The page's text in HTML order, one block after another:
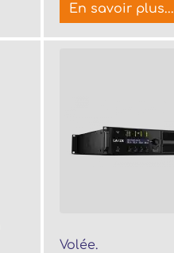
En savoir plus...
Volée.